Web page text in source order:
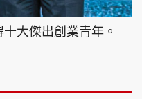
大傑出創業青年。